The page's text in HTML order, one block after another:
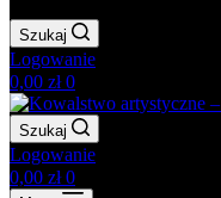
Szukaj
Logowanie
Koszyk
0,00 zł 0
Szukaj
Logowanie
Koszyk
0,00 zł 0